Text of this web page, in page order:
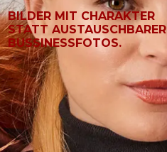
BILDER MIT CHARAKTER
STATT AUSTAUSCHBARER
BUSSINESSFOTOS.